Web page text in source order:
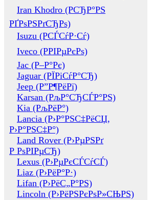
Iran Khodro (РСЂР°РЅ
РҐРѕРЅРґСЂРѕ)
Isuzu (РСЃСѓР·Сѓ)
Iveco (РРІРµРєРѕ)
Jac (Р–Р°Рє)
Jaguar (РЇРіСѓР°СЂ)
Jeep (Р”Р¶РёРї)
Karsan (РљР°СЂСЃР°РЅ)
Kia (РљРёР°)
Lancia (Р›Р°РЅС‡РёСЏ,
Р›Р°РЅС‡Р°)
Land Rover (Р›РµРЅРґ
Р РѕРІРµСЂ)
Lexus (Р›РµРєСЃСѓСЃ)
Liaz (Р›РёР°Р·)
Lifan (Р›РёС„Р°РЅ)
Lincoln (Р›РёРЅРєРѕР»СЊРЅ)